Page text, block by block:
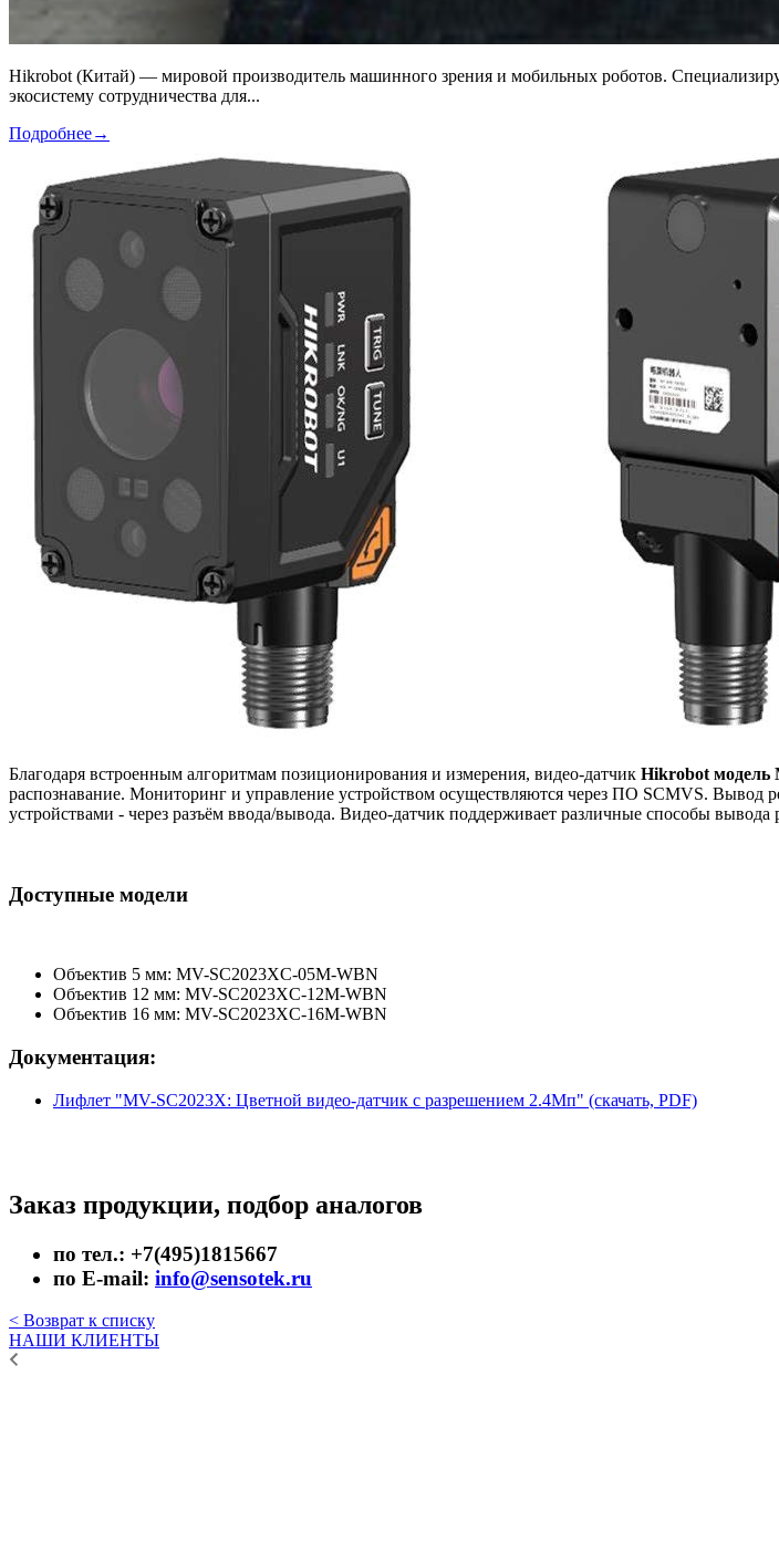
Hikrobot (Китай) — мировой производитель машинного зрения и мобильных роботов.
экосистему сотрудничества для...
Подробнее→
Благодаря встроенным алгоритмам позиционирования и измерения, видео-датчик Hikrobot модель
распознавание. Мониторинг и управление устройством осуществляются через ПО SCMVS. Вывод
устройствами - через разъём ввода/вывода. Видео-датчик поддерживает различные способы вывода
Доступные модели
Объектив 5 мм: MV-SC2023XC-05M-WBN
Объектив 12 мм: MV-SC2023XC-12M-WBN
Объектив 16 мм: MV-SC2023XC-16M-WBN
Документация:
Лифлет "MV-SC2023X: Цветной видео-датчик с разрешением 2.4Мп" (скачать, PDF)
Заказ продукции, подбор аналогов
по тел.: +7(495)1815667
по E-mail: info@sensotek.ru
< Возврат к списку
НАШИ КЛИЕНТЫ